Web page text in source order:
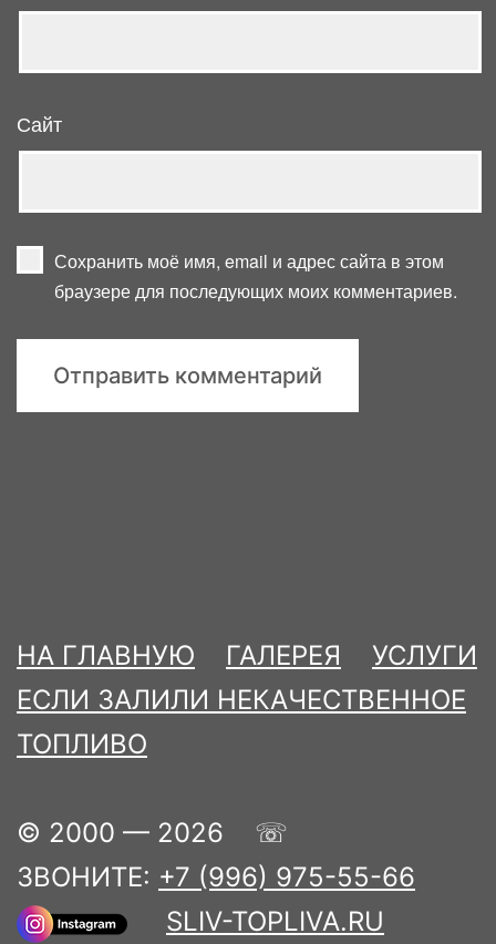
Сайт
Сохранить моё имя, email и адрес сайта в этом
браузере для последующих моих комментариев.
НА ГЛАВНУЮ ГАЛЕРЕЯ
УСЛУГИ
ЕСЛИ ЗАЛИЛИ НЕКАЧЕСТВЕННОЕ
ТОПЛИВО
© 2000 — 2026 ☏
ЗВОНИТЕ: +7 (996) 975-55-66
SLIV-TOPLIVA.RU